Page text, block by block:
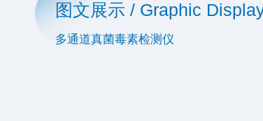
图文展示 / Graphic
多通道真菌毒素检测仪